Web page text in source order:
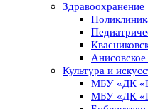
Здравоохранение
Анисовское
Культура и
МБУ «ДК
МБУ «ДК